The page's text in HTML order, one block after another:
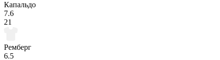
Капальдо
7.6
21
Ремберг
6.5